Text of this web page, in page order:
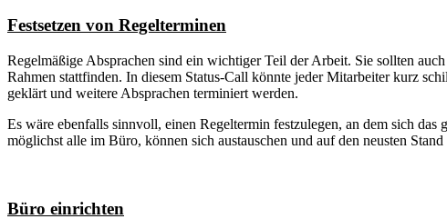
Festsetzen von Regelterminen
Regelmäßige Absprachen sind ein wichtiger Teil der Arbeit. Sie sollten
Rahmen stattfinden. In diesem Status-Call könnte jeder Mitarbeiter kurz
geklärt und weitere Absprachen terminiert werden.
Es wäre ebenfalls sinnvoll, einen Regeltermin festzulegen, an dem sich
möglichst alle im Büro, können sich austauschen und auf den neusten
Büro einrichten